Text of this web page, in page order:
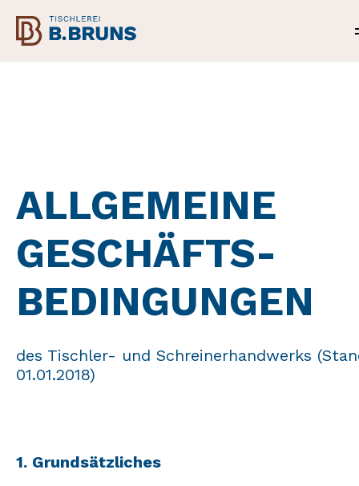
ALLGEMEINE
GESCHÄFTS-
BEDINGUNGEN
des Tischler- und Schreinerhandwerks
01.01.2018)
1. Grundsätzliches